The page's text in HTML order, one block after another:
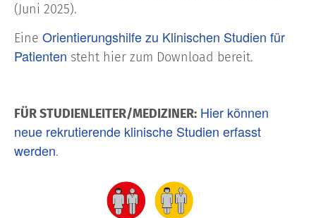
(Juni 2025).
Eine Orientierungshilfe zu Klinischen Studien für
Patienten steht hier zum Download bereit.
FÜR STUDIENLEITER/MEDIZINER: Hier können
neue rekrutierende klinische Studien erfasst
werden.